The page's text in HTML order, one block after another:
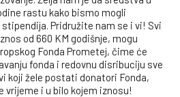
rastu kako bismo mogli
Pridružite nam se i vi! Svi
od 660 KM godišnje, mogu
Fonda Prometej, čime će
fonda i redovnu disribuciju sve
koji žele postati donatori Fonda,
vrijeme i u bilo kojem iznosu!